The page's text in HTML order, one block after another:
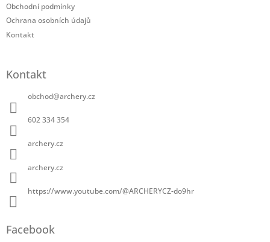
Obchodní podmínky
Ochrana osobních údajů
Kontakt
Kontakt
obchod@archery.cz
602 334 354
archery.cz
archery.cz
https://www.youtube.com/@ARCHERYCZ-do9hr
Facebook